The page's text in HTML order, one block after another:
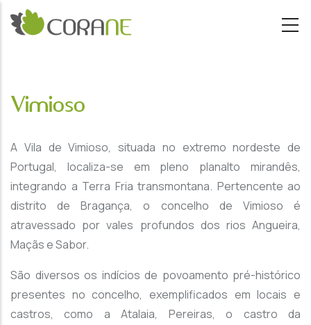
Passar para o conteúdo principal
Vimioso
A Vila de Vimioso, situada no extremo nordeste de
Portugal, localiza-se em pleno planalto mirandês,
integrando a Terra Fria transmontana. Pertencente ao
distrito de Bragança, o concelho de Vimioso é
atravessado por vales profundos dos rios Angueira,
Maçãs e Sabor.
São diversos os indícios de povoamento pré-histórico
presentes no concelho, exemplificados em locais e
castros, como a Atalaia, Pereiras, o castro da